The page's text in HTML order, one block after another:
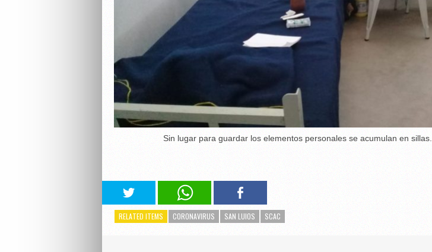
Sin lugar para guardar los elementos personales se acumulan en sillas.
RELATED ITEMS CORONAVIRUS SAN LUIOS SCAC